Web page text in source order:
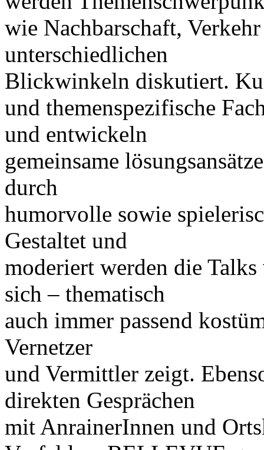
wie Nachbarschaft,
unterschiedlichen
Blickwinkeln diskutiert.
und themenspezifische
und entwickeln
gemeinsame
durch
humorvolle sowie
Gestaltet und
moderiert werden die
sich – thematisch
auch immer passend
Vernetzer
und Vermittler zeigt.
direkten Gesprächen
mit AnrainerInnen und